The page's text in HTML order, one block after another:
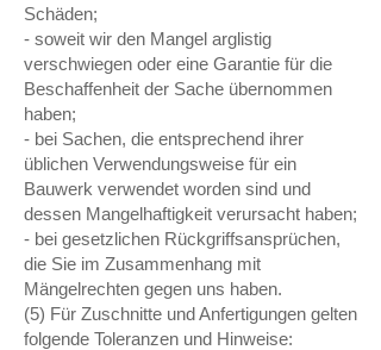
Schäden;
- soweit wir den Mangel arglistig
verschwiegen oder eine Garantie für die
Beschaffenheit der Sache übernommen
haben;
- bei Sachen, die entsprechend ihrer
üblichen Verwendungsweise für ein
Bauwerk verwendet worden sind und
dessen Mangelhaftigkeit verursacht haben;
- bei gesetzlichen Rückgriffsansprüchen,
die Sie im Zusammenhang mit
Mängelrechten gegen uns haben.
(5) Für Zuschnitte und Anfertigungen gelten
folgende Toleranzen und Hinweise: